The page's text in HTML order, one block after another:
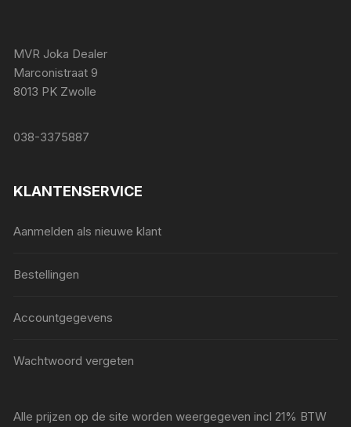
MVR Joka Dealer
Marconistraat 9
8013 PK Zwolle
038-3375887
KLANTENSERVICE
Aanmelden als nieuwe klant
Bestellingen
Accountgegevens
Wachtwoord vergeten
Alle prijzen op de site worden weergegeven incl 21% BTW